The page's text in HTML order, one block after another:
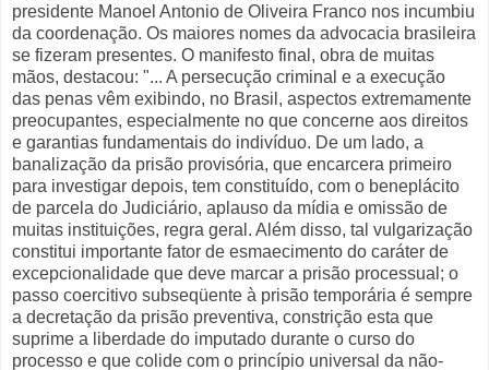
presidente Manoel Antonio de Oliveira Franco nos incumbiu
da coordenação. Os maiores nomes da advocacia brasileira
se fizeram presentes. O manifesto final, obra de muitas
mãos, destacou: "... A persecução criminal e a execução
das penas vêm exibindo, no Brasil, aspectos extremamente
preocupantes, especialmente no que concerne aos direitos
e garantias fundamentais do indivíduo. De um lado, a
banalização da prisão provisória, que encarcera primeiro
para investigar depois, tem constituído, com o beneplácito
de parcela do Judiciário, aplauso da mídia e omissão de
muitas instituições, regra geral. Além disso, tal vulgarização
constitui importante fator de esmaecimento do caráter de
excepcionalidade que deve marcar a prisão processual; o
passo coercitivo subseqüente à prisão temporária é sempre
a decretação da prisão preventiva, constrição esta que
suprime a liberdade do imputado durante o curso do
processo e que colide com o princípio universal da não-